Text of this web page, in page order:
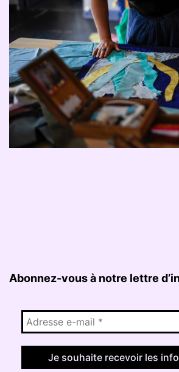
Abonnez-vous à notre lettre